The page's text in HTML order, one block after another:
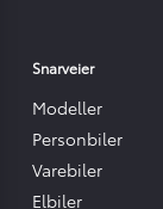
Snarveier
Modeller
Personbiler
Varebiler
Elbiler